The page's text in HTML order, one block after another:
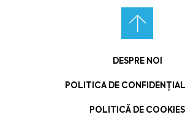
DESPRE NOI
POLITICA DE
POLITICĂ DE COOKIES